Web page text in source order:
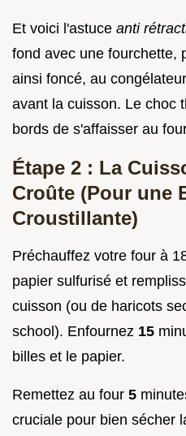
Et voici l'astuce anti
fond avec une fourchette,
ainsi foncé, au
avant la cuisson. Le choc
bords de s'affaisser au
Étape 2 : La
Croûte (Pour une
Croustillante)
Préchauffez votre four à
papier sulfurisé et
cuisson (ou de haricots
school). Enfournez 15
billes et le papier.
Remettez au four 5
cruciale pour bien sécher